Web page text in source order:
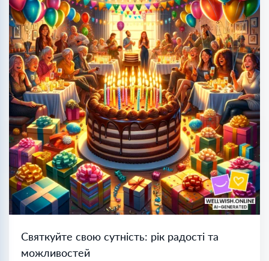
Святкуйте свою сутність: рік радості та
можливостей